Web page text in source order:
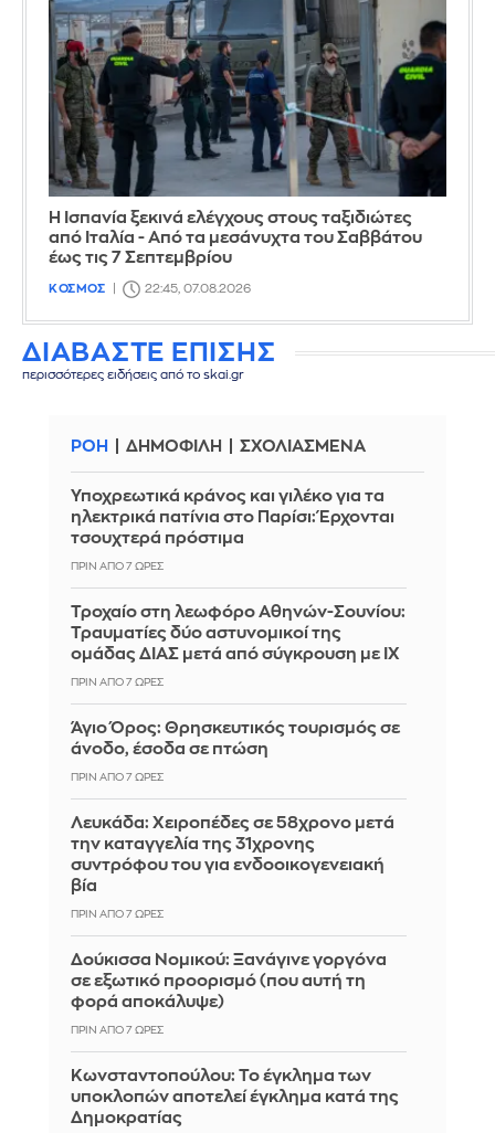
Η Ισπανία ξεκινά ελέγχους στους ταξιδιώτες
από Ιταλία - Από τα μεσάνυχτα του Σαββάτου
έως τις 7 Σεπτεμβρίου
ΚΟΣΜΟΣ 22:45, 07.08.2026
ΔΙΑΒΑΣΤΕ ΕΠΙΣΗΣ
περισσότερες ειδήσεις από το skai.gr
ΡΟΗ ΔΗΜΟΦΙΛΗ ΣΧΟΛΙΑΣΜΕΝΑ
Υποχρεωτικά κράνος και γιλέκο για τα
ηλεκτρικά πατίνια στο Παρίσι: Έρχονται
τσουχτερά πρόστιμα
ΠΡΙΝ ΑΠΌ 7 ΏΡΕΣ
Τροχαίο στη λεωφόρο Αθηνών-Σουνίου:
Τραυματίες δύο αστυνομικοί της
ομάδας ΔΙΑΣ μετά από σύγκρουση με ΙΧ
ΠΡΙΝ ΑΠΌ 7 ΏΡΕΣ
Άγιο Όρος: Θρησκευτικός τουρισμός σε
άνοδο, έσοδα σε πτώση
ΠΡΙΝ ΑΠΌ 7 ΏΡΕΣ
Λευκάδα: Χειροπέδες σε 58χρονο μετά
την καταγγελία της 31χρονης
συντρόφου του για ενδοοικογενειακή
βία
ΠΡΙΝ ΑΠΌ 7 ΏΡΕΣ
Δούκισσα Νομικού: Ξανάγινε γοργόνα
σε εξωτικό προορισμό (που αυτή τη
φορά αποκάλυψε)
ΠΡΙΝ ΑΠΌ 7 ΏΡΕΣ
Κωνσταντοπούλου: Το έγκλημα των
υποκλοπών αποτελεί έγκλημα κατά της
Δημοκρατίας